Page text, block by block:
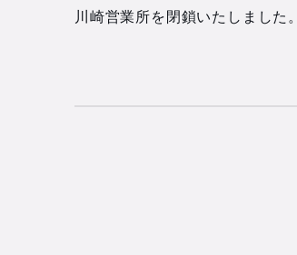
川崎営業所を閉鎖いたしました。